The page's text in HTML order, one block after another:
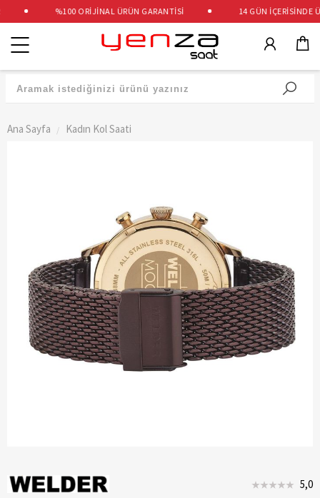
%100 ORİJİNAL ÜRÜN GARANTİSİ 14 GÜN İÇERİSİNDE
Kategoriler
Ana Sayfa Kadın Kol Saati
5,0